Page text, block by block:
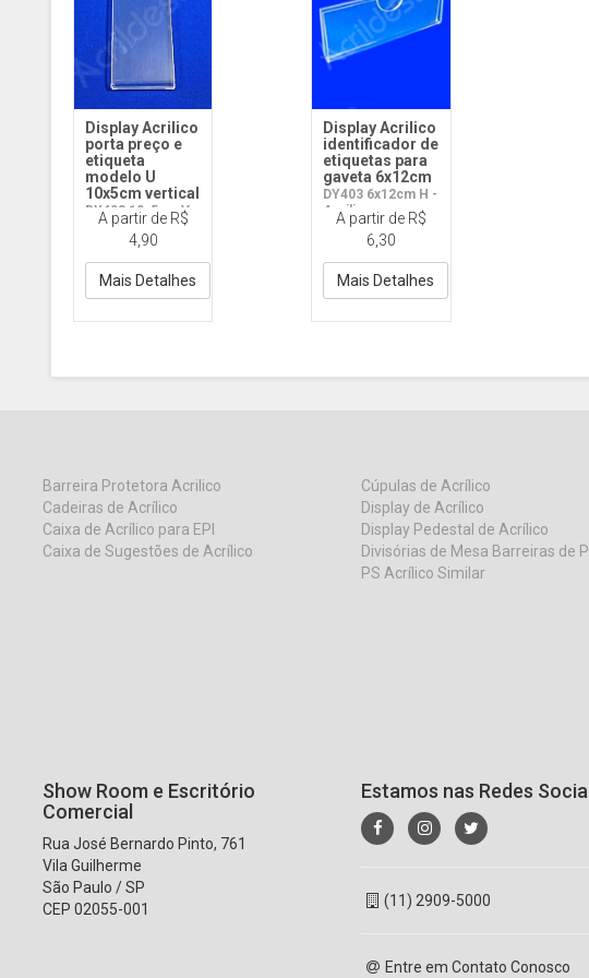
Display Acrilico
porta preço e
etiqueta
modelo U
10x5cm vertical
DY403 10x5cm V -
Acrilico
A partir de R$
4,90
Mais Detalhes
Display Acrilico
identificador de
etiquetas para
gaveta 6x12cm
DY403 6x12cm H -
Acrilico
A partir de R$
6,30
Mais Detalhes
Barreira Protetora Acrilico
Cadeiras de Acrílico
Caixa de Acrílico para EPI
Caixa de Sugestões de Acrílico
Cúpulas de Acrílico
Display de Acrílico
Display Pedestal de Acrílico
Divisórias de Mesa Barreiras de
PS Acrílico Similar
Show Room e Escritório
Comercial
Rua José Bernardo Pinto, 761
Vila Guilherme
São Paulo / SP
CEP 02055-001
Estamos nas Redes
(11) 2909-5000
Entre em Contato Conosco